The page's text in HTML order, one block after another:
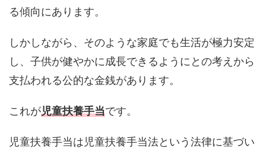
る傾向にあります。
しかしながら、そのような家庭でも生活が極力安定
し、子供が健やかに成長できるようにとの考えから
支払われる公的な金銭があります。
これが児童扶養手当です。
児童扶養手当は児童扶養手当法という法律に基づい